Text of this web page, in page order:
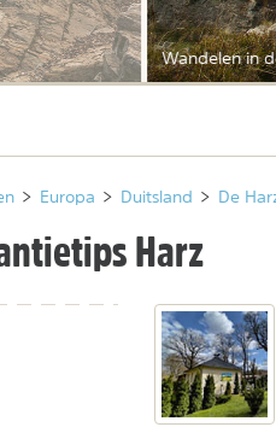
Wandelen in
> Europa > Duitsland > De
Harz